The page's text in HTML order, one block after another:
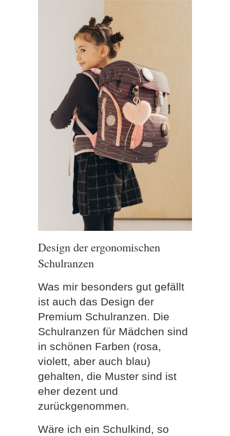
Design der ergonomischen
Schulranzen
Was mir besonders gut gefällt
ist auch das Design der
Premium Schulranzen. Die
Schulranzen für Mädchen sind
in schönen Farben (rosa,
violett, aber auch blau)
gehalten, die Muster sind ist
eher dezent und
zurückgenommen.
Wäre ich ein Schulkind, so